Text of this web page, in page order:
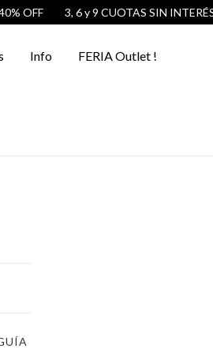
OFF 3, 6 y 9 CUOTAS SIN INTERÉS
Info FERIA Outlet !